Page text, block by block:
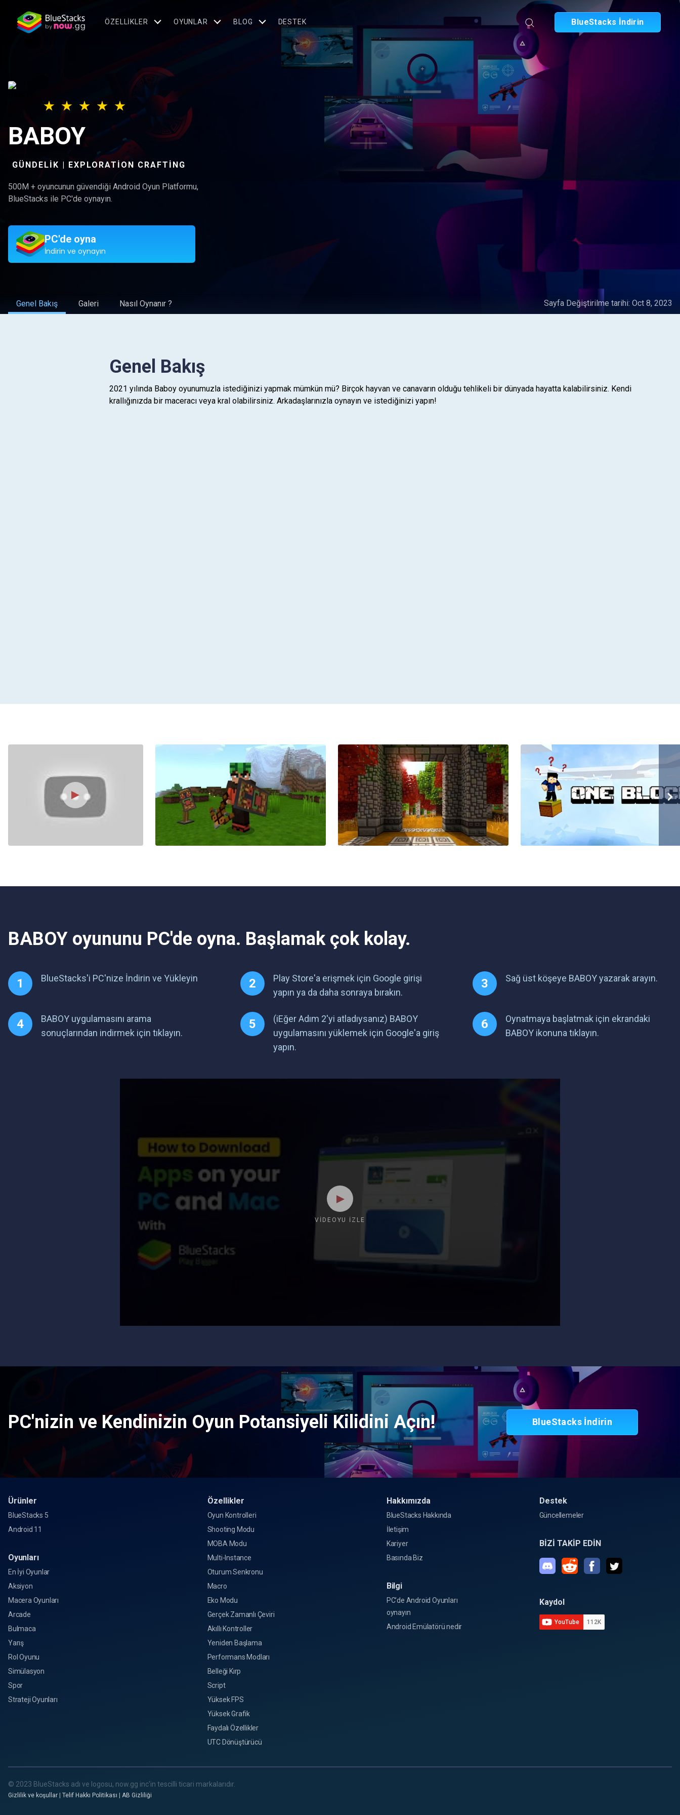
ÖZELLIKLER OYUNLAR BLOG DESTEK BlueStacks İndirin
BABOY
GÜNDELIK | EXPLORATION CRAFTING
500M + oyuncunun güvendiği Android Oyun Platformu,
BlueStacks ile PC'de oynayın.
PC'de oyna
İndirin ve oynayın
Genel Bakış Galeri Nasıl Oynanır ? Sayfa Değiştirilme tarihi: Oct 8, 2023
Genel Bakış
2021 yılında Baboy oyunumuzla istediğinizi yapmak mümkün mü? Birçok hayvan ve canavarın olduğu tehlikeli bir dünyada hayatta kalabilirsiniz. Kendi
krallığınızda bir maceracı veya kral olabilirsiniz. Arkadaşlarınızla oynayın ve istediğinizi yapın!
BABOY oyununu PC'de oyna. Başlamak çok kolay.
BlueStacks'i PC'nize İndirin ve Yükleyin
Play Store'a erişmek için Google girişi
yapın ya da daha sonraya bırakın.
Sağ üst köşeye BABOY yazarak arayın.
BABOY uygulamasını arama
sonuçlarından indirmek için tıklayın.
(iEğer Adım 2'yi atladıysanız) BABOY
uygulamasını yüklemek için Google'a giriş
yapın.
Oynatmaya başlatmak için ekrandaki
BABOY ikonuna tıklayın.
VIDEOYU İZLE
PC'nizin ve Kendinizin Oyun Potansiyeli Kilidini Açın! BlueStacks İndirin
Ürünler
BlueStacks 5
Android 11
Oyunları
En İyi Oyunlar
Aksiyon
Macera Oyunları
Arcade
Bulmaca
Yarış
Rol Oyunu
Simülasyon
Spor
Strateji Oyunları
Özellikler
Oyun Kontrolleri
Shooting Modu
MOBA Modu
Multi-Instance
Oturum Senkronu
Macro
Eko Modu
Gerçek Zamanlı Çeviri
Akıllı Kontroller
Yeniden Başlama
Performans Modları
Belleği Kırp
Script
Yüksek FPS
Yüksek Grafik
Faydalı Özellikler
UTC Dönüştürücü
Hakkımızda
BlueStacks Hakkında
İletişim
Kariyer
Basında Biz
Bilgi
PC’de Android Oyunları
oynayın
Android Emülatörü nedir
Destek
Güncellemeler
BİZİ TAKİP EDİN
Kaydol
YouTube 112K
© 2023 BlueStacks adı ve logosu, now.gg inc'in tescilli ticari markalarıdır.
Gizlilik ve koşullar Telif Hakkı Politikası AB Gizliliği